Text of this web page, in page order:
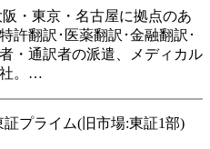
・東京・名古屋に拠点のあ
許翻訳･医薬翻訳･金融翻訳･
・通訳者の派遣、メディカル
社。…
プライム(旧市場:東証1部)